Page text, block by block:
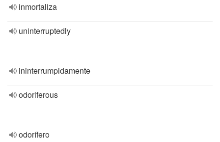
inmortaliza
uninterruptedly
ininterrumpidamente
odoriferous
odorífero